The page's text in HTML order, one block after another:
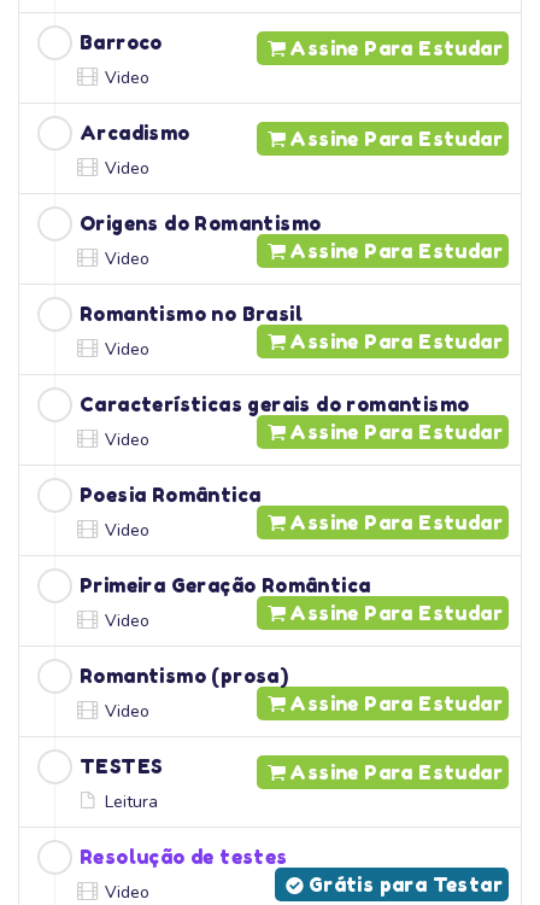
Barroco Assine Para Estudar
Video
Arcadismo Assine Para Estudar
Video
Origens do Romantismo
Assine Para Estudar
Video
Romantismo no Brasil
Assine Para Estudar
Video
Características gerais do romantismo
Assine Para Estudar
Video
Poesia Romântica
Assine Para Estudar
Video
Primeira Geração Romântica
Assine Para Estudar
Video
Romantismo (prosa)
Assine Para Estudar
Video
TESTES Assine Para Estudar
Leitura
Resolução de testes
Grátis para Testar
Video